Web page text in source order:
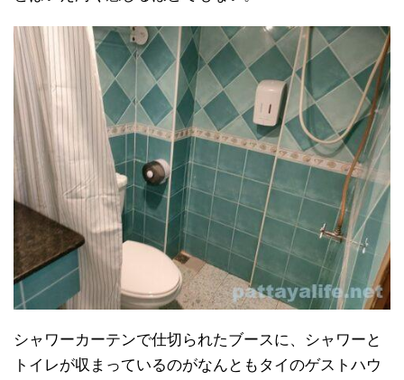
シャワーカーテンで仕切られたブースに、シャワーと
トイレが収まっているのがなんともタイのゲストハウ